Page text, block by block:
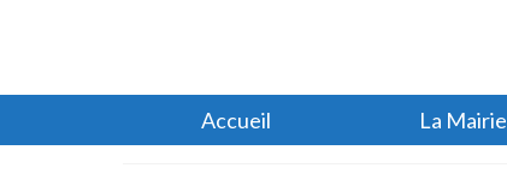
Accueil La Mairie